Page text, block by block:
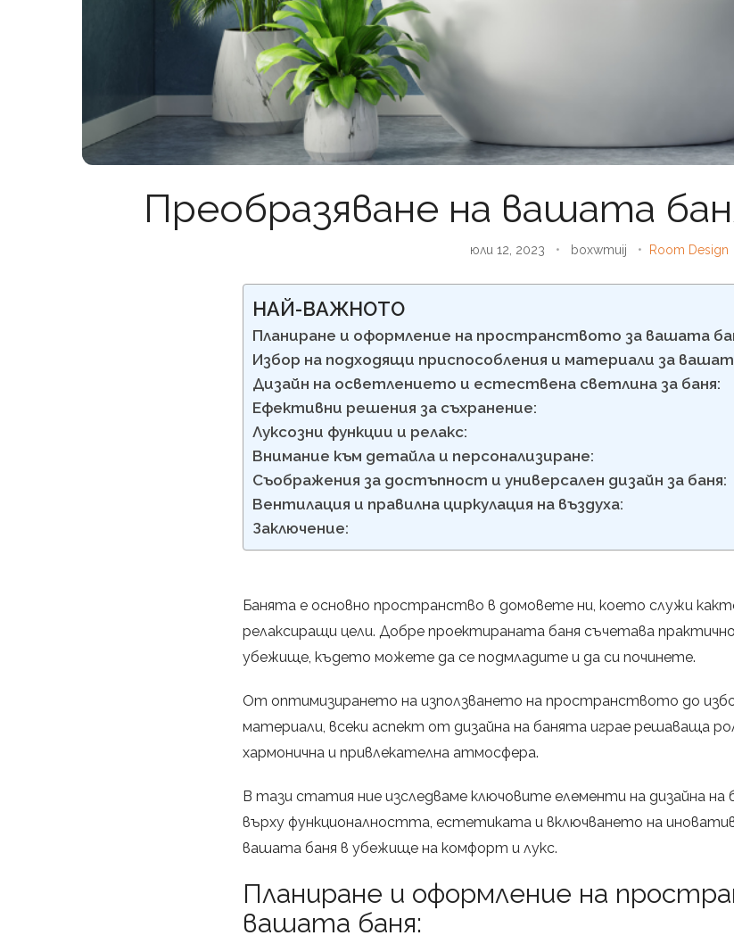
Преобразяване на вашата
юли 12, 2023 • boxwmuij • Room Design
НАЙ-ВАЖНОТО
Планиране и оформление на пространството за вашата
Избор на подходящи приспособления и материали за
Дизайн на осветлението и естествена светлина за баня:
Ефективни решения за съхранение:
Луксозни функции и релакс:
Внимание към детайла и персонализиране:
Съображения за достъпност и универсален дизайн за баня:
Вентилация и правилна циркулация на въздуха:
Заключение:
Банята е основно пространство в домовете ни, което служи
релаксиращи цели. Добре проектираната баня съчетава
убежище, където можете да се подмладите и да си починете.
От оптимизирането на използването на пространството до
материали, всеки аспект от дизайна на банята играе решаваща
хармонична и привлекателна атмосфера.
В тази статия ние изследваме ключовите елементи на дизайна на
върху функционалността, естетиката и включването на
вашата баня в убежище на комфорт и лукс.
Планиране и оформление на
вашата баня: